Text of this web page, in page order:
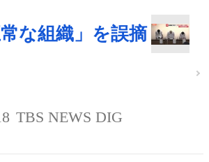
な組織」を誤摘
TBS NEWS DIG